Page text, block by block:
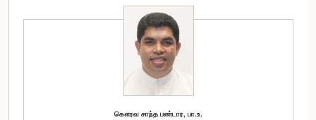
கௌரவ சாந்த பண்டார, பா.உ.